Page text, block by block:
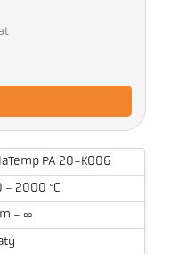
PA 20-K006
- 2000 °C
m - ∞